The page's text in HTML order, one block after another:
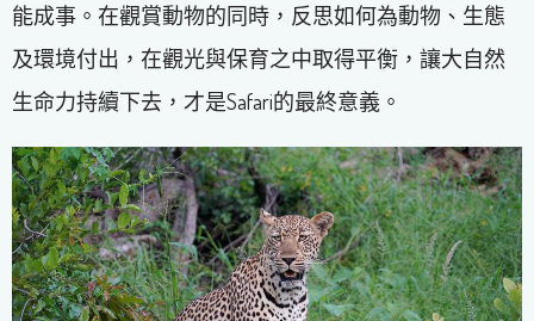
能成事。在觀賞動物的同時，反思如何為動物、生態
及環境付出，在觀光與保育之中取得平衡，讓大自然
生命力持續下去，才是Safari的最終意義。